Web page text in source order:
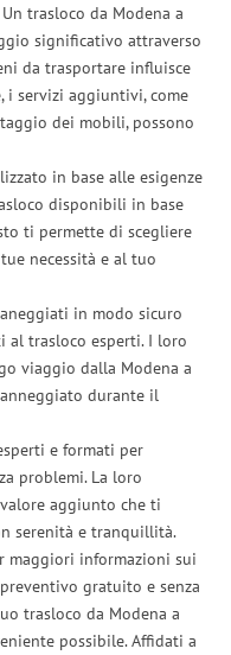
trasloco da Modena a
significativo attraverso
da trasportare influisce
i servizi aggiuntivi, come
dei mobili, possono
in base alle esigenze
disponibili in base
ti permette di scegliere
necessità e al tuo
in modo sicuro
al trasloco esperti. I loro
viaggio dalla Modena a
durante il
e formati per
problemi. La loro
aggiunto che ti
serenità e tranquillità.
maggiori informazioni sui
gratuito e senza
trasloco da Modena a
possibile. Affidati a